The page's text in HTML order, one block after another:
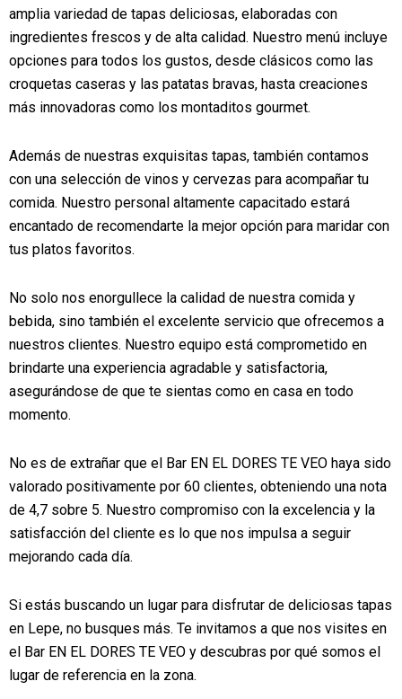
amplia variedad de tapas deliciosas, elaboradas con
ingredientes frescos y de alta calidad. Nuestro menú incluye
opciones para todos los gustos, desde clásicos como las
croquetas caseras y las patatas bravas, hasta creaciones
más innovadoras como los montaditos gourmet.
Además de nuestras exquisitas tapas, también contamos
con una selección de vinos y cervezas para acompañar tu
comida. Nuestro personal altamente capacitado estará
encantado de recomendarte la mejor opción para maridar con
tus platos favoritos.
No solo nos enorgullece la calidad de nuestra comida y
bebida, sino también el excelente servicio que ofrecemos a
nuestros clientes. Nuestro equipo está comprometido en
brindarte una experiencia agradable y satisfactoria,
asegurándose de que te sientas como en casa en todo
momento.
No es de extrañar que el Bar EN EL DORES TE VEO haya sido
valorado positivamente por 60 clientes, obteniendo una nota
de 4,7 sobre 5. Nuestro compromiso con la excelencia y la
satisfacción del cliente es lo que nos impulsa a seguir
mejorando cada día.
Si estás buscando un lugar para disfrutar de deliciosas tapas
en Lepe, no busques más. Te invitamos a que nos visites en
el Bar EN EL DORES TE VEO y descubras por qué somos el
lugar de referencia en la zona.